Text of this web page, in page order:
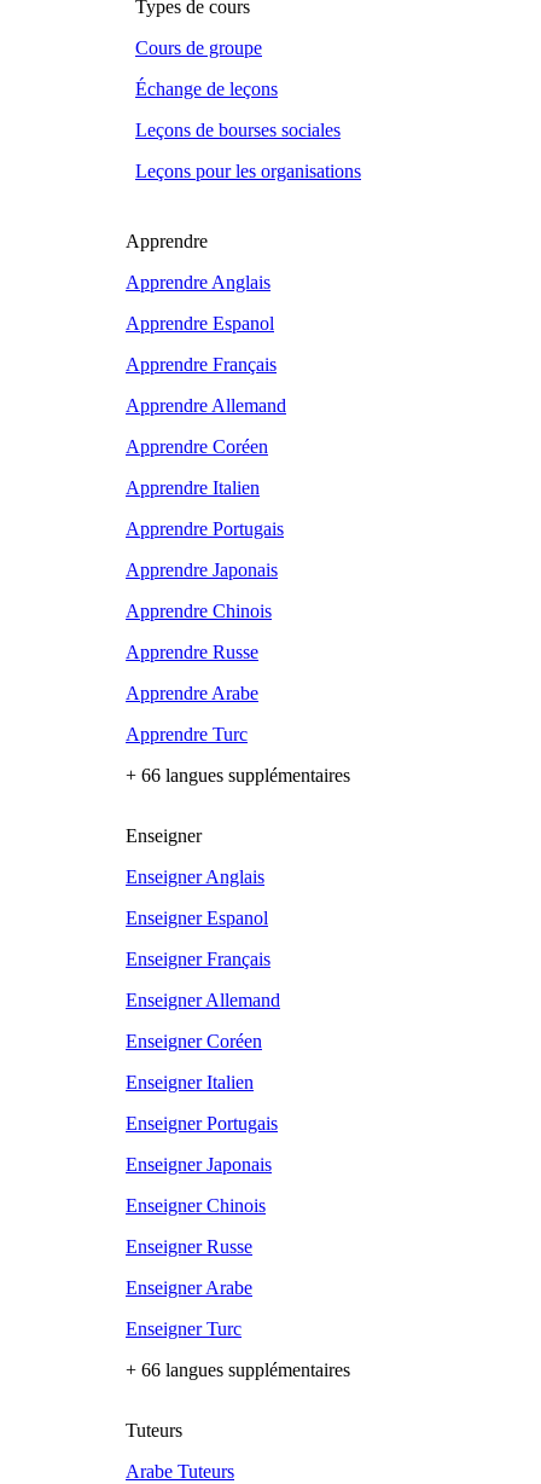
Types de cours
Cours de groupe
Échange de leçons
Leçons de bourses sociales
Leçons pour les organisations
Apprendre
Apprendre Anglais
Apprendre Espanol
Apprendre Français
Apprendre Allemand
Apprendre Coréen
Apprendre Italien
Apprendre Portugais
Apprendre Japonais
Apprendre Chinois
Apprendre Russe
Apprendre Arabe
Apprendre Turc
+ 66 langues supplémentaires
Enseigner
Enseigner Anglais
Enseigner Espanol
Enseigner Français
Enseigner Allemand
Enseigner Coréen
Enseigner Italien
Enseigner Portugais
Enseigner Japonais
Enseigner Chinois
Enseigner Russe
Enseigner Arabe
Enseigner Turc
+ 66 langues supplémentaires
Tuteurs
Arabe Tuteurs